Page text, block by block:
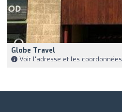
Globe Travel
Voir l'adresse et les coordonnées